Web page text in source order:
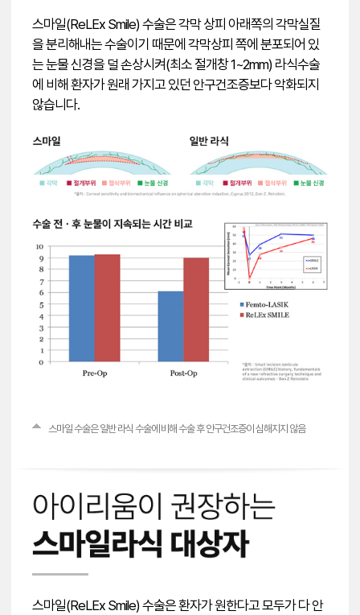
스마일(ReLEx Smile) 수술은 각막 상피 아래쪽의 각막실질
을 분리해내는 수술이기 때문에 각막상피 쪽에 분포되어 있
는 눈물 신경을 덜 손상시켜(최소 절개창 1~2mm) 라식수술
에 비해 환자가 원래 가지고 있던 안구건조증보다 악화되지
않습니다.
스마일 수술은 일반 라식 수술에 비해 수술 후 안구건조증이 심해지지 않음
스마일(ReLEx Smile) 수술은 환자가 원한다고 모두가 다 안